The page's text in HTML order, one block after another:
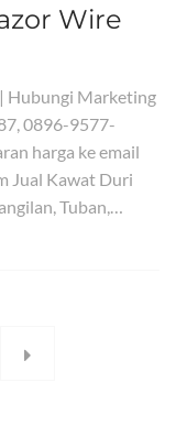
Wire
Hubungi Marketing
0896-9577-
harga ke email
Jual Kawat Duri
Tuban,…